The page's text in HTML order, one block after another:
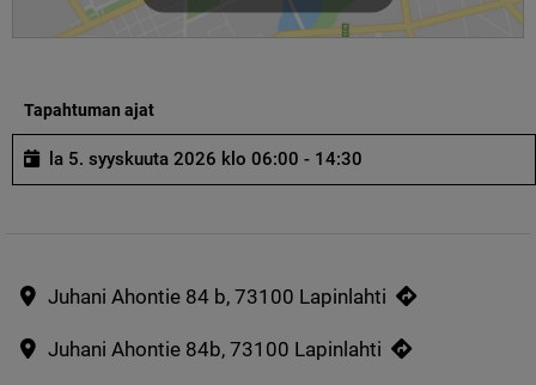
Tapahtuman ajat
la 5. syyskuuta 2026 klo 06:00 - 14:30
Juhani Ahontie 84 b, 73100 Lapinlahti
Juhani Ahontie 84b, 73100 Lapinlahti